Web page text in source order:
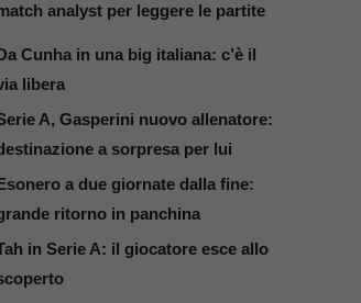
analyst per leggere le partite
Cunha in una big italiana: c’è il
libera
A, Gasperini nuovo allenatore:
a sorpresa per lui
a due giornate dalla fine:
ritorno in panchina
in Serie A: il giocatore esce allo